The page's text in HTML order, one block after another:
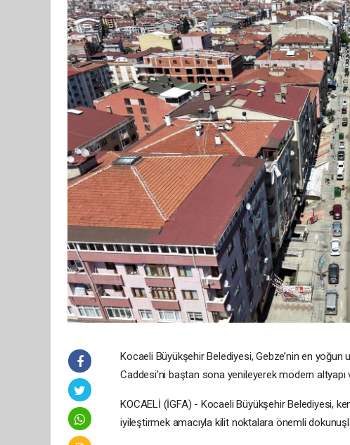
Kocaeli Büyükşehir Belediyesi, Gebze’nin en
Caddesi’ni baştan sona yenileyerek modern
KOCAELİ (İGFA) - Kocaeli Büyükşehir Belediyesi,
iyileştirmek amacıyla kilit noktalara önemli